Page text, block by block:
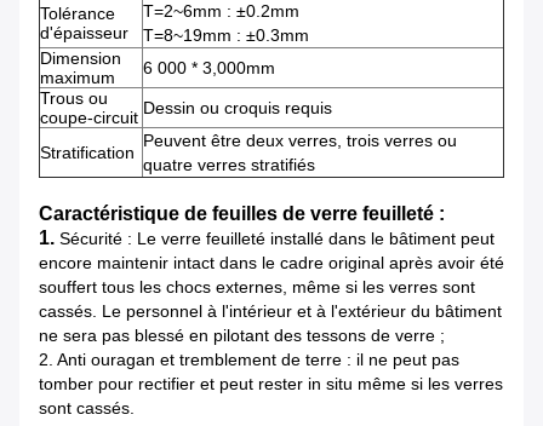
Tolérance
d'épaisseur
T=2~6mm : ±0.2mm
T=8~19mm : ±0.3mm
Dimension
maximum
6 000 * 3,000mm
Trous ou
coupe-circuit Dessin ou croquis requis
Stratification
Peuvent être deux verres, trois verres ou
quatre verres stratifiés
Caractéristique de feuilles de verre feuilleté :
1. Sécurité : Le verre feuilleté installé dans le bâtiment peut
encore maintenir intact dans le cadre original après avoir été
souffert tous les chocs externes, même si les verres sont
cassés. Le personnel à l'intérieur et à l'extérieur du bâtiment
ne sera pas blessé en pilotant des tessons de verre ;
2. Anti ouragan et tremblement de terre : il ne peut pas
tomber pour rectifier et peut rester in situ même si les verres
sont cassés.